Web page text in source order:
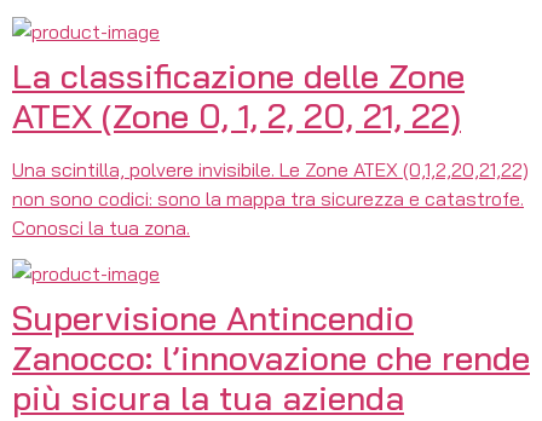
La classificazione delle Zone
ATEX (Zone 0, 1, 2, 20, 21, 22)
Una scintilla, polvere invisibile. Le Zone ATEX (0,1,2,20,21,22)
non sono codici: sono la mappa tra sicurezza e catastrofe.
Conosci la tua zona.
Supervisione Antincendio
Zanocco: l’innovazione che rende
più sicura la tua azienda